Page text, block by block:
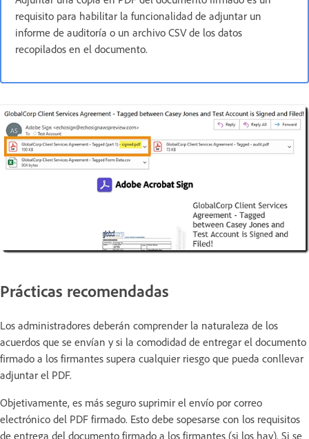
requisito para habilitar la funcionalidad de adjuntar un
informe de auditoría o un archivo CSV de los datos
recopilados en el documento.
Prácticas recomendadas
Los administradores deberán comprender la naturaleza de los
acuerdos que se envían y si la comodidad de entregar el documento
firmado a los firmantes supera cualquier riesgo que pueda conllevar
adjuntar el PDF.
Objetivamente, es más seguro suprimir el envío por correo
electrónico del PDF firmado. Esto debe sopesarse con los requisitos
de entrega del documento firmado a los firmantes (si los hay). Si se